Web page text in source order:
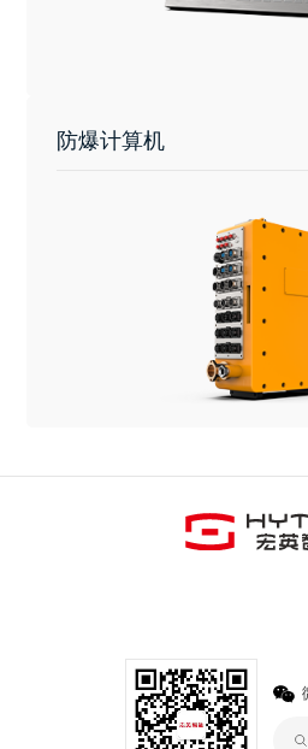
防爆计算机